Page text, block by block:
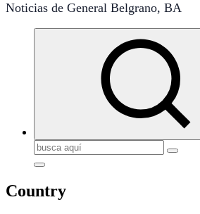
Noticias de General Belgrano, BA
Buscar:
Country